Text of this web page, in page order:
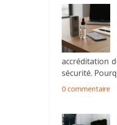
accréditation
sécurité.
0 commentaire